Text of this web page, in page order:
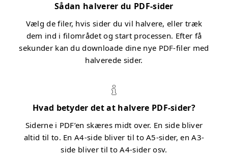
Sådan halverer du PDF-sider
Vælg de filer, hvis sider du vil halvere, eller træk
dem ind i filområdet og start processen. Efter få
sekunder kan du downloade dine nye PDF-filer med
halverede sider.
Hvad betyder det at halvere PDF-sider?
Siderne i PDF’en skæres midt over. En side bliver
altid til to. En A4-side bliver til to A5-sider, en A3-
side bliver til to A4-sider osv.